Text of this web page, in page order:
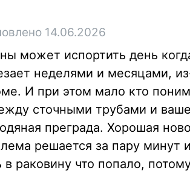
14.06.2026
может испортить день
неделями и месяцами,
И при этом мало кто
сточными трубами и
преграда. Хорошая
решается за пару минут
раковину что попало,